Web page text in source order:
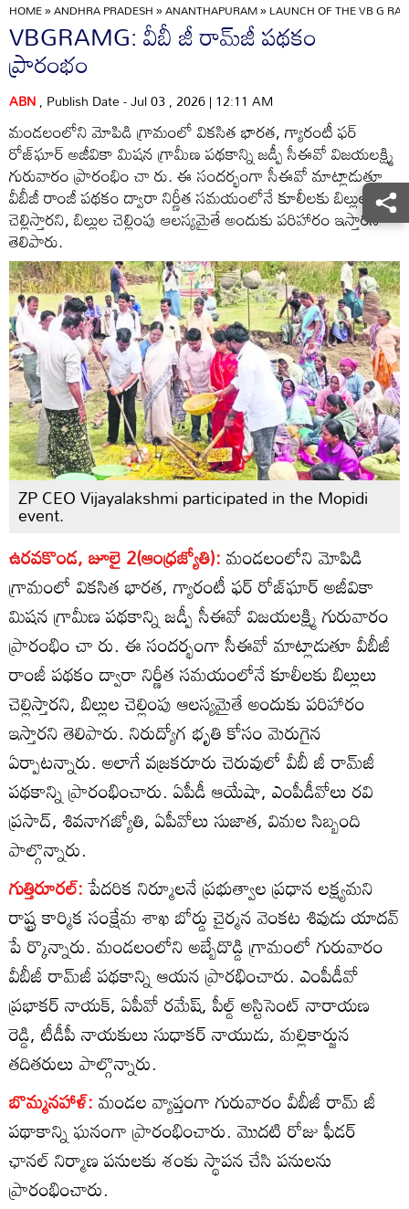
HOME»ANDHRA PRADESH»ANANTHAPURAM»LAUNCH OF THE VB G
VBGRAMG: వీబీ జీ రామ్‌జీ పథకం
ప్రారంభం
ABN, Publish Date - Jul 03 , 2026 | 12:11 AM
మండలంలోని మోపిడి గ్రామంలో వికసిత భారత, గ్యారంటీ ఫర్‌
రోజ్‌ఘార్‌ అజీవికా మిషన గ్రామీణ పథకాన్ని జడ్పీ సీఈవో విజయలక్ష్మి
గురువారం ప్రారంభిం చా రు. ఈ సందర్భంగా సీఈవో మాట్లాడుతూ
వీబీజీ రాంజీ పథకం ద్వారా నిర్ణీత సమయంలోనే కూలీలకు బిల్లులు
చెల్లిస్తారని, బిల్లుల చెల్లింపు ఆలస్యమైతే అందుకు పరిహారం ఇస్తారని
తెలిపారు.
ZP CEO Vijayalakshmi participated in the Mopidi
event.
ఉరవకొండ, జూలై 2(ఆంధ్రజ్యోతి):మండలంలోని మోపిడి
గ్రామంలో వికసిత భారత, గ్యారంటీ ఫర్‌ రోజ్‌ఘార్‌ అజీవికా
మిషన గ్రామీణ పథకాన్ని జడ్పీ సీఈవో విజయలక్ష్మి గురువారం
ప్రారంభిం చా రు. ఈ సందర్భంగా సీఈవో మాట్లాడుతూ వీబీజీ
రాంజీ పథకం ద్వారా నిర్ణీత సమయంలోనే కూలీలకు బిల్లులు
చెల్లిస్తారని, బిల్లుల చెల్లింపు ఆలస్యమైతే అందుకు పరిహారం
ఇస్తారని తెలిపారు. నిరుద్యోగ భృతి కోసం మెరుగైన
ఏర్పాటన్నారు. అలాగే వజ్రకరూరు చెరువులో వీబీ జీ రామ్‌జీ
పథకాన్ని ప్రారంభించారు. ఏపీడీ ఆయేషా, ఎంపీడీవోలు రవి
ప్రసాద్‌, శివనాగజ్యోతి, ఏపీవోలు సుజాత, విమల సిబ్బంది
పాల్గొన్నారు.
గుత్తిరూరల్‌:పేదరిక నిర్మూలనే ప్రభుత్వాల ప్రధాన లక్ష్యమని
రాష్ట్ర కార్మిక సంక్షేమ శాఖ బోర్డు చైర్మన వెంకట శివుడు యాదవ్‌
పే ర్కొన్నారు. మండలంలోని అబ్బేదొడ్డి గ్రామంలో గురువారం
వీబీజీ రామ్‌జీ పథకాన్ని ఆయన ప్రారభించారు. ఎంపీడీవో
ప్రభాకర్‌ నాయక్‌, ఏపీవో రమేష్‌, పీల్డ్‌ అస్టిసెంట్‌ నారాయణ
రెడ్డి, టీడీపీ నాయకులు సుధాకర్‌ నాయుడు, మల్లికార్జున
తదితరులు పాల్గొన్నారు.
బొమ్మనహాళ్‌:మండల వ్యాప్తంగా గురువారం వీబీజీ రామ్‌ జీ
పథాకాన్ని ఘనంగా ప్రారంభించారు. మొదటి రోజు ఫీడర్‌
ఛానల్‌ నిర్మాణ పనులకు శంకు స్థాపన చేసి పనులను
ప్రారంభించారు.